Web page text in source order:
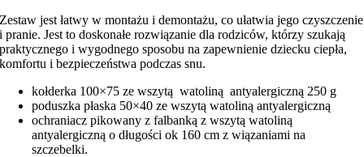
Zestaw jest łatwy w montażu i demontażu, co ułatwia jego czyszczenie
i pranie. Jest to doskonałe rozwiązanie dla rodziców, którzy szukają
praktycznego i wygodnego sposobu na zapewnienie dziecku ciepła,
komfortu i bezpieczeństwa podczas snu.
kołderka 100×75 ze wszytą watoliną antyalergiczną 250 g
poduszka płaska 50×40 ze wszytą watoliną antyalergiczną
ochraniacz pikowany z falbanką z wszytą watoliną
antyalergiczną o długości ok 160 cm z wiązaniami na
szczebelki.